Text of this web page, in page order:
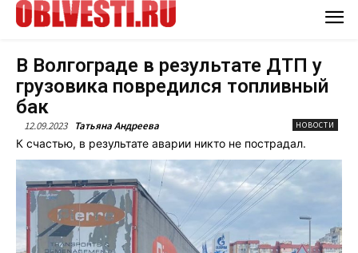
В Волгограде в результате ДТП у
грузовика повредился топливный
бак
12.09.2023 Татьяна Андреева НОВОСТИ
К счастью, в результате аварии никто не пострадал.